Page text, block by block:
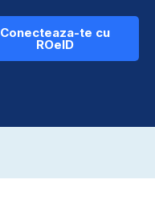
Conecteaza-te cu
ROeID